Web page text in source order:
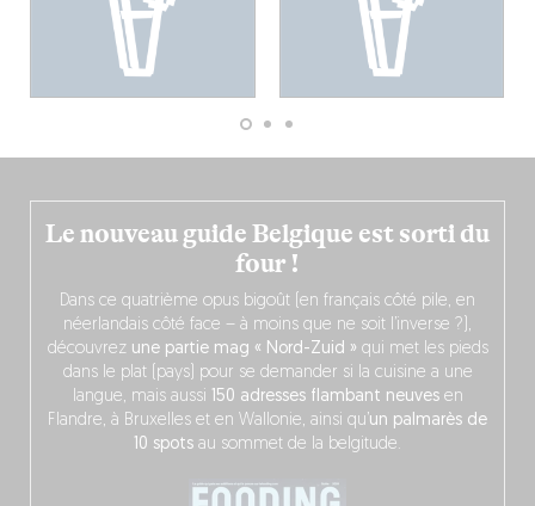
Le nouveau guide Belgique est sorti du
four !
Dans ce quatrième opus bigoût (en français côté pile, en
néerlandais côté face – à moins que ne soit l’inverse ?),
découvrez une partie mag « Nord-Zuid » qui met les pieds
dans le plat (pays) pour se demander si la cuisine a une
langue, mais aussi 150 adresses flambant neuvesen
Flandre, à Bruxelles et en Wallonie, ainsi qu’ un palmarès de
10 spots au sommet de la belgitude.